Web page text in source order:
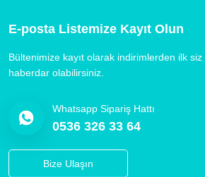
E-posta Listemize Kayıt Olun
Bültenimize kayıt olarak indirimlerden ilk siz
haberdar olabilirsiniz.
Whatsapp Sipariş Hattı
0536 326 33 64
Bize Ulaşın